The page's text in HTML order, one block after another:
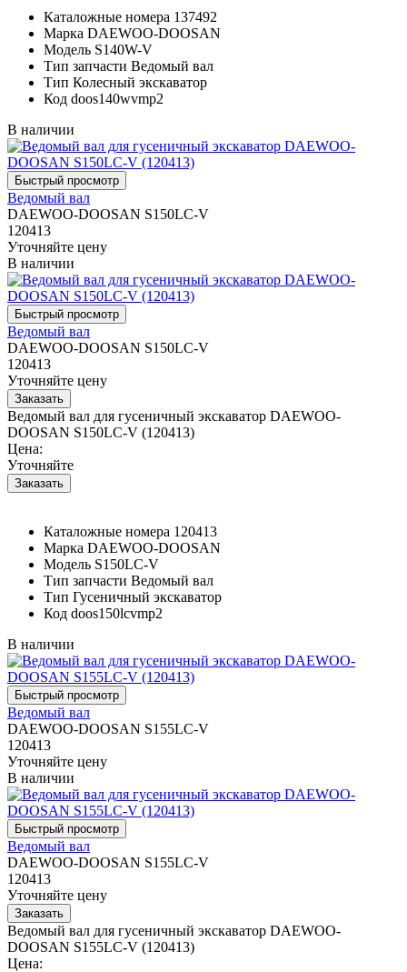
Каталожные номера 137492
Марка DAEWOO-DOOSAN
Модель S140W-V
Тип запчасти Ведомый вал
Тип Колесный экскаватор
Код doos140wvmp2
В наличии
Ведомый вал
DAEWOO-DOOSAN S150LC-V
120413
Уточняйте цену
В наличии
Ведомый вал
DAEWOO-DOOSAN S150LC-V
120413
Уточняйте цену
Ведомый вал для гусеничный экскаватор DAEWOO-
DOOSAN S150LC-V (120413)
Цена:
Уточняйте
Каталожные номера 120413
Марка DAEWOO-DOOSAN
Модель S150LC-V
Тип запчасти Ведомый вал
Тип Гусеничный экскаватор
Код doos150lcvmp2
В наличии
Ведомый вал
DAEWOO-DOOSAN S155LC-V
120413
Уточняйте цену
В наличии
Ведомый вал
DAEWOO-DOOSAN S155LC-V
120413
Уточняйте цену
Ведомый вал для гусеничный экскаватор DAEWOO-
DOOSAN S155LC-V (120413)
Цена: